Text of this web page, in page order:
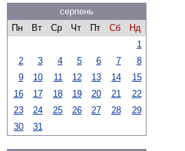
серпень
Пн
Вт Ср Чт Пт Сб
Нд
1
2
3 4 5 6 7
8
9
10 11 12 13 14
15
16
17 18 19 20 21
22
23
24 25 26 27 28
29
30
31